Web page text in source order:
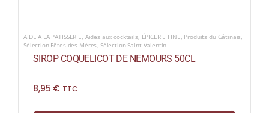
AIDE A LA PATISSERIE Aides aux cocktails ÉPICERIE FINE Produits du Gâtinais
Sélection Fêtes des Mères Sélection Saint-Valentin
SIROP COQUELICOT DE NEMOURS 50CL
8,95 € TTC